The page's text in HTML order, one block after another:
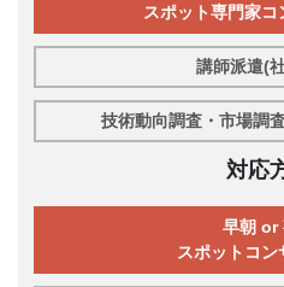
スポット専門家
講師派遣(
技術動向調査・市場調
対応
早朝 or
スポットコン